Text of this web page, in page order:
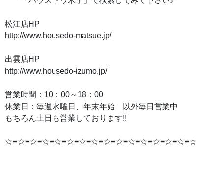
松江店HP
http://www.housedo-matsue.jp/
出雲店HP
http://www.housedo-izumo.jp/
営業時間：10：00～18：00
休業日：毎週水曜日、年末年始 以外毎日営業中
もちろん土日も営業しております!!
☆≡☆≡☆≡☆≡☆≡☆≡☆≡☆≡☆≡☆≡☆≡☆≡☆≡☆≡☆≡☆